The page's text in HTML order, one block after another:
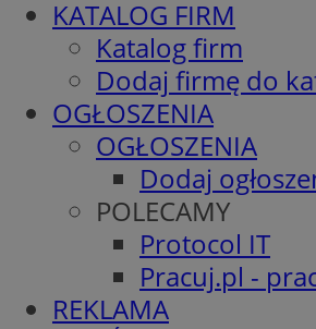
KATALOG FIRM
Katalog firm
Dodaj firmę do
OGŁOSZENIA
OGŁOSZENIA
Dodaj
POLECAMY
Protocol IT
Pracuj.pl -
REKLAMA